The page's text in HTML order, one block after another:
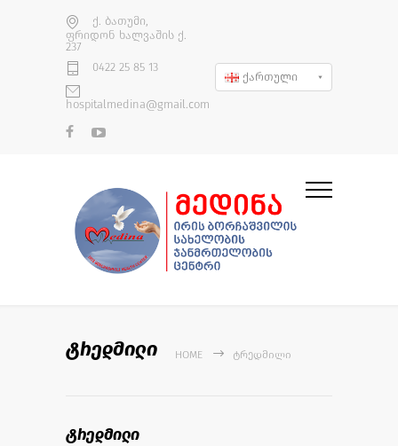
ქ. ბათუმი,
ფრიდონ ხალვაშის ქ.
237
0422 25 85 13
hospitalmedina@gmail.com
ქართული
ტრედმილი HOME ᲢᲠᲔᲓᲛᲘᲚᲘ
ტრედმილი